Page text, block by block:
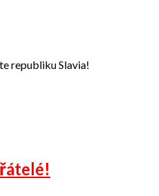
republiku Slavia!